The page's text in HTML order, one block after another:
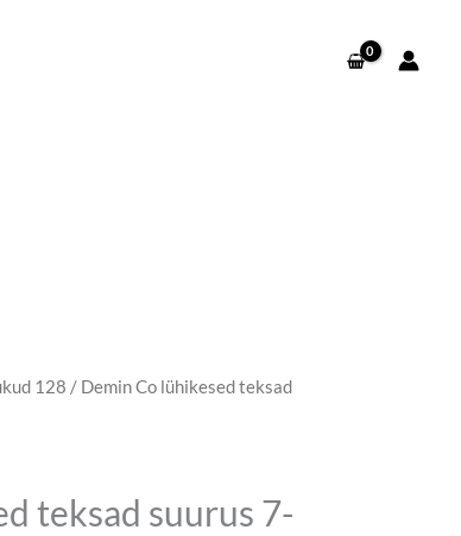
128 / Demin Co lühikesed teksad
teksad suurus 7-